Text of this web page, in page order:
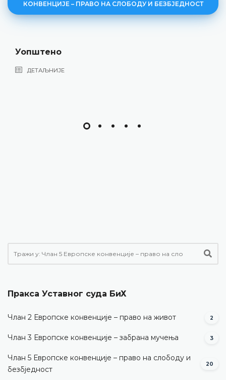
КОНВЕНЦИЈЕ – ПРАВО НА СЛОБОДУ И БЕЗБЈЕДНОСТ
Уопштено
ДЕТАЉНИЈЕ
Пракса Уставног суда БиХ
Члан 2 Европске конвенције – право на живот 2
Члан 3 Европске конвенције – забрана мучења 3
Члан 5 Европске конвенције – право на слободу и
безбједност
20